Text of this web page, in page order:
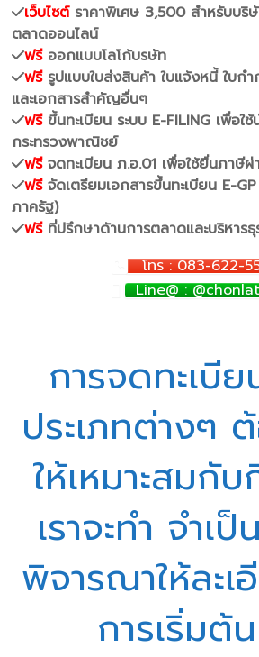
เว็บไซต์ราคาพิเศษ 3,500 สำหรับบริ
ตลาดออนไลน์
ฟรีออกแบบโลโก้บรษัท
ฟรีรูปแบบใบส่งสินค้า ใบแจ้งหนี้ ใบกำ
และเอกสารสำคัญอื่นๆ
ฟรีขึ้นทะเบียน ระบบ E-FILING เพื่อใ
กระทรวงพาณิชย์
ฟรีจดทะเบียน ภ.อ.01 เพื่อใช้ยื่นภาษีผ่
ฟรีจัดเตรียมเอกสารขึ้นทะเบียน E-
ภาครัฐ)
ฟรีที่ปรึกษาด้านการตลาดและบริหาร
โทร : 083-622-
Line@ :
การจดทะเบี
ประเภทต่างๆ
ให้เหมาะสมกั
เราจะทำ จำเ
พิจารณาให้ละ
การเริ่มต้